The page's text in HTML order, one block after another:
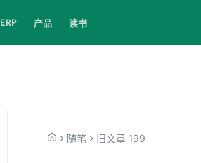
ERP 产品 读书
随笔 旧文章 199